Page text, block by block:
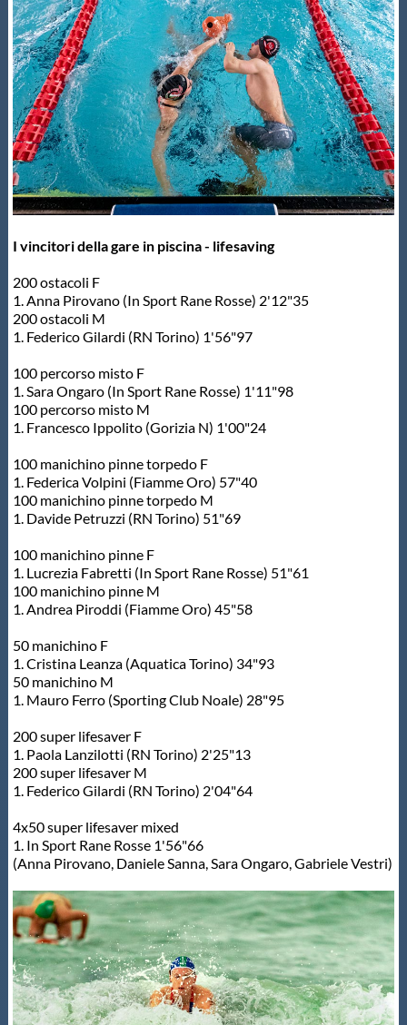
Contatti
Mappa del sito
I vincitori della gare in piscina - lifesaving
200 ostacoli F
1. Anna Pirovano (In Sport Rane Rosse) 2'12"35
200 ostacoli M
1. Federico Gilardi (RN Torino) 1'56"97
100 percorso misto F
1. Sara Ongaro (In Sport Rane Rosse) 1'11"98
100 percorso misto M
1. Francesco Ippolito (Gorizia N) 1'00"24
100 manichino pinne torpedo F
1. Federica Volpini (Fiamme Oro) 57"40
100 manichino pinne torpedo M
1. Davide Petruzzi (RN Torino) 51"69
100 manichino pinne F
1. Lucrezia Fabretti (In Sport Rane Rosse) 51"61
100 manichino pinne M
1. Andrea Piroddi (Fiamme Oro) 45"58
50 manichino F
1. Cristina Leanza (Aquatica Torino) 34"93
50 manichino M
1. Mauro Ferro (Sporting Club Noale) 28"95
200 super lifesaver F
1. Paola Lanzilotti (RN Torino) 2'25"13
200 super lifesaver M
1. Federico Gilardi (RN Torino) 2'04"64
4x50 super lifesaver mixed
1. In Sport Rane Rosse 1'56"66
(Anna Pirovano, Daniele Sanna, Sara Ongaro, Gabriele Vestri)